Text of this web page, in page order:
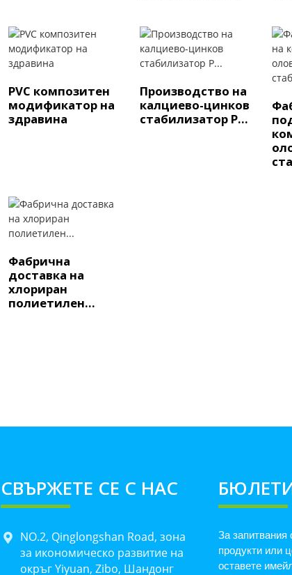
PVC композитен
модификатор на
здравина
Производство на
калциево-цинков
стабилизатор P...
Фабрична
доставка на
хлориран
полиетилен...
СВЪРЖЕТЕ СЕ С НАС
NO.2, Qinglongshan Road, зона
за икономическо развитие на
окръг Yiyuan, Zibo, Шандонг
За запитвания
продукти или
оставете